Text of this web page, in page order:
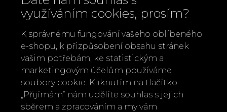
Rozměry:výška 1 cm, šířka 24,3 cm,
hloubka 24 cm
Materiál:kamenina s vnější glazurou
Design:räder (Německo)
Zpět Doporučit
využíváním cookies, prosím?
K správnému fungování vašeho oblíbeného
e-shopu, k přizpůsobení obsahu stránek
vašim potřebám, ke statistickým a
marketingovým účelům používáme
soubory cookie. Kliknutím na tlačítko
„Přijímám“ nám udělíte souhlas s jejich
sběrem a zpracováním a my vám